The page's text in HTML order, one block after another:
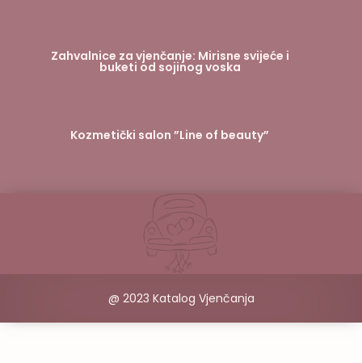
Zahvalnice za vjenčanje: Mirisne svijeće i
buketi od sojinog voska
Kozmetički salon ”Line of beauty”
@ 2023 Katalog Vjenčanja